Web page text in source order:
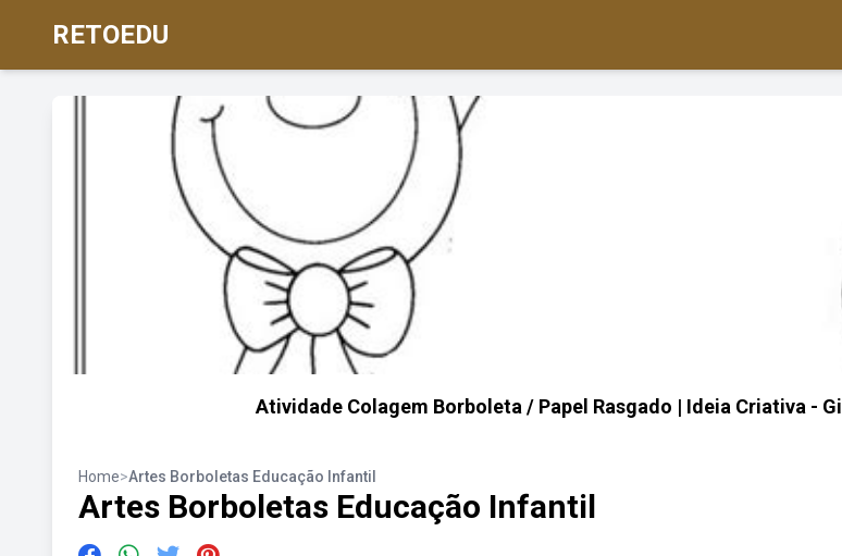
RETOEDU
Atividade Colagem Borboleta / Papel Rasgado | Ideia Criativa - Gi
Home>Artes Borboletas Educação Infantil
Artes Borboletas Educação Infantil